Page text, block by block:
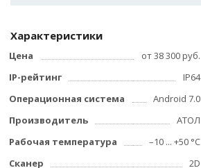
Характеристики
Цена
от 38 300 руб.
IP-рейтинг
IP64
Операционная система
Android 7.0
Производитель
АТОЛ
Рабочая температура
–10 ... +50 °C
Сканер
2D